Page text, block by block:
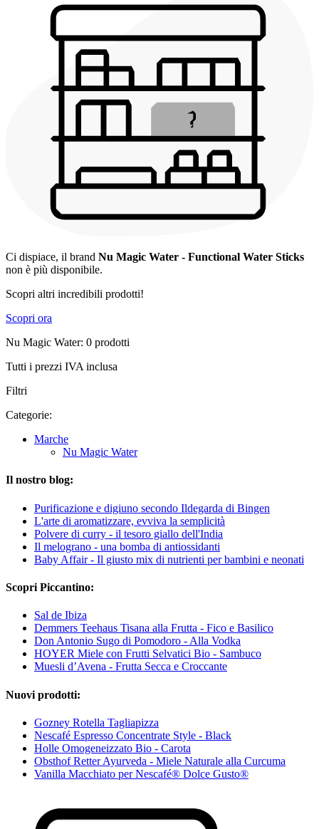
Ci dispiace, il brand Nu Magic Water - Functional Water Sticks
non è più disponibile.
Scopri altri incredibili prodotti!
Scopri ora
Nu Magic Water: 0 prodotti
Tutti i prezzi IVA inclusa
Filtri
Categorie:
Marche
Nu Magic Water
Il nostro blog:
Purificazione e digiuno secondo Ildegarda di Bingen
L'arte di aromatizzare, evviva la semplicità
Polvere di curry - il tesoro giallo dell'India
Il melograno - una bomba di antiossidanti
Baby Affair - Il giusto mix di nutrienti per bambini e neonati
Scopri Piccantino:
Sal de Ibiza
Demmers Teehaus Tisana alla Frutta - Fico e Basilico
Don Antonio Sugo di Pomodoro - Alla Vodka
HOYER Miele con Frutti Selvatici Bio - Sambuco
Muesli d’Avena - Frutta Secca e Croccante
Nuovi prodotti:
Gozney Rotella Tagliapizza
Nescafé Espresso Concentrate Style - Black
Holle Omogeneizzato Bio - Carota
Obsthof Retter Ayurveda - Miele Naturale alla Curcuma
Vanilla Macchiato per Nescafé® Dolce Gusto®